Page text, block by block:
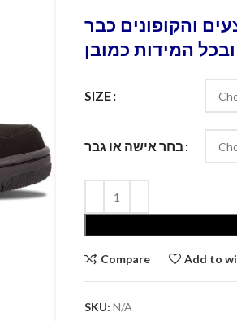
והקופונים כבר
המידות כמובן
SIZE
בחר אישה או גבר
Compare Add to
SKU: N/A